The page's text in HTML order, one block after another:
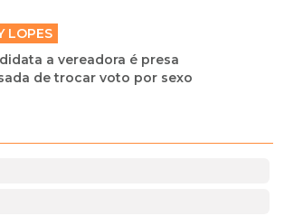
LOPES
a vereadora é presa
de trocar voto por sexo